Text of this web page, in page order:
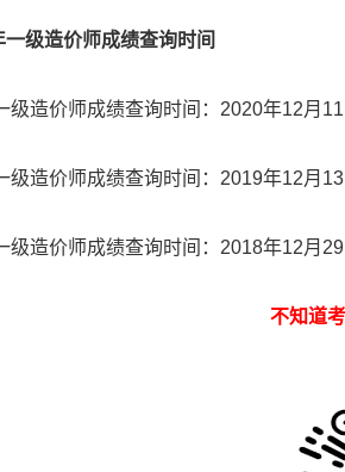
一级造价师成绩查询时间
级造价师成绩查询时间：2020年12月
级造价师成绩查询时间：2019年12月
级造价师成绩查询时间：2018年12月
不知道